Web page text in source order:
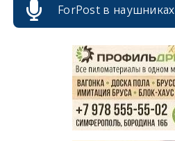
ForPost в наушниках